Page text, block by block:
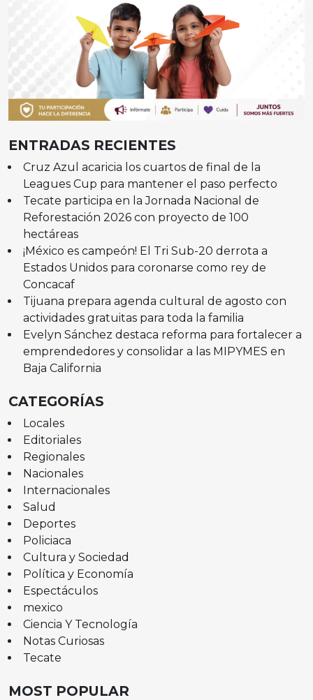
ENTRADAS RECIENTES
Cruz Azul acaricia los cuartos de final de la
Leagues Cup para mantener el paso perfecto
Tecate participa en la Jornada Nacional de
Reforestación 2026 con proyecto de 100
hectáreas
¡México es campeón! El Tri Sub-20 derrota a
Estados Unidos para coronarse como rey de
Concacaf
Tijuana prepara agenda cultural de agosto con
actividades gratuitas para toda la familia
Evelyn Sánchez destaca reforma para fortalecer a
emprendedores y consolidar a las MIPYMES en
Baja California
CATEGORÍAS
Locales
Editoriales
Regionales
Nacionales
Internacionales
Salud
Deportes
Policiaca
Cultura y Sociedad
Política y Economía
Espectáculos
mexico
Ciencia Y Tecnología
Notas Curiosas
Tecate
MOST POPULAR